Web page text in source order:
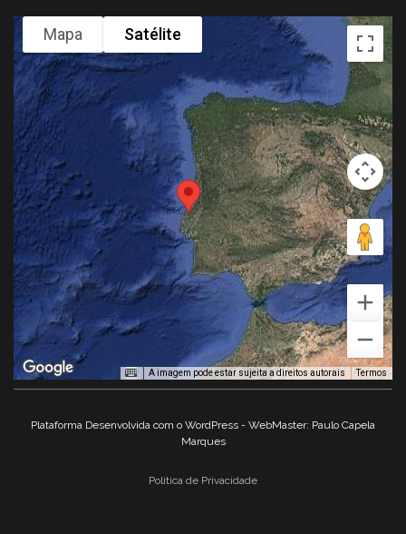
Mapa Satélite
A imagem pode estar sujeita a direitos autorais Termos
Plataforma Desenvolvida com o WordPress - WebMaster: Paulo Capela
Marques
Politica de Privacidade